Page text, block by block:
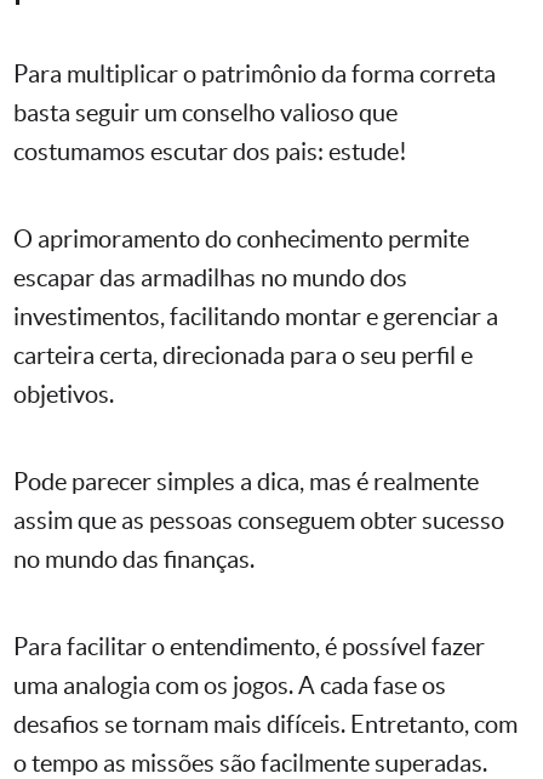
Para multiplicar o patrimônio da forma correta
basta seguir um conselho valioso que
costumamos escutar dos pais: estude!
O aprimoramento do conhecimento permite
escapar das armadilhas no mundo dos
investimentos, facilitando montar e gerenciar a
carteira certa, direcionada para o seu perfil e
objetivos.
Pode parecer simples a dica, mas é realmente
assim que as pessoas conseguem obter sucesso
no mundo das finanças.
Para facilitar o entendimento, é possível fazer
uma analogia com os jogos. A cada fase os
desafios se tornam mais difíceis. Entretanto, com
o tempo as missões são facilmente superadas.